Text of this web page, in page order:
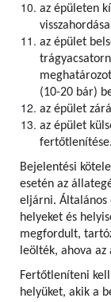
az épületen
az épület
(10-20 bár)
az épület
az épület
fertőtlenítése.
Bejelentési
esetén az
eljárni. Általános
helyeket és
megfordult,
leölték, ahova
Fertőtleníteni
helyüket, akik a